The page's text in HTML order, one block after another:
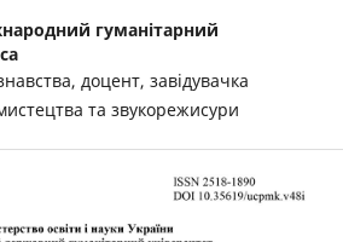
гуманітарний
доцент, завідувачка
та звукорежисури